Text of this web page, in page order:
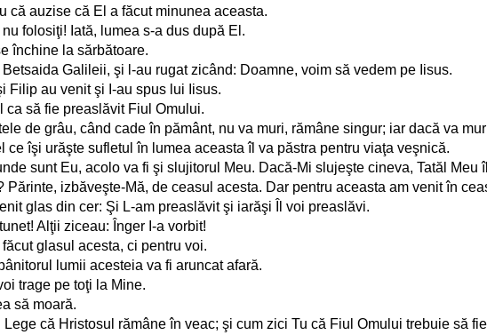
că auzise că El a făcut minunea aceasta.
folosiţi! Iată, lumea s-a dus după El.
închine la sărbătoare.
Galileii, şi l-au rugat zicând: Doamne, voim să vedem pe Iisus.
Filip au venit şi I-au spus lui Iisus.
ca să fie preaslăvit Fiul Omului.
de grâu, când cade în pământ, nu va muri, rămâne singur; iar dacă va
îşi urăşte sufletul în lumea aceasta îl va păstra pentru viaţa veşnică.
sunt Eu, acolo va fi şi slujitorul Meu. Dacă-Mi slujeşte cineva, Tatăl Meu
izbăveşte-Mă, de ceasul acesta. Dar pentru aceasta am venit în
glas din cer: Şi L-am preaslăvit şi iarăşi Îl voi preaslăvi.
Alţii ziceau: Înger I-a vorbit!
glasul acesta, ci pentru voi.
lumii acesteia va fi aruncat afară.
trage pe toţi la Mine.
să moară.
că Hristosul rămâne în veac; şi cum zici Tu că Fiul Omului trebuie să